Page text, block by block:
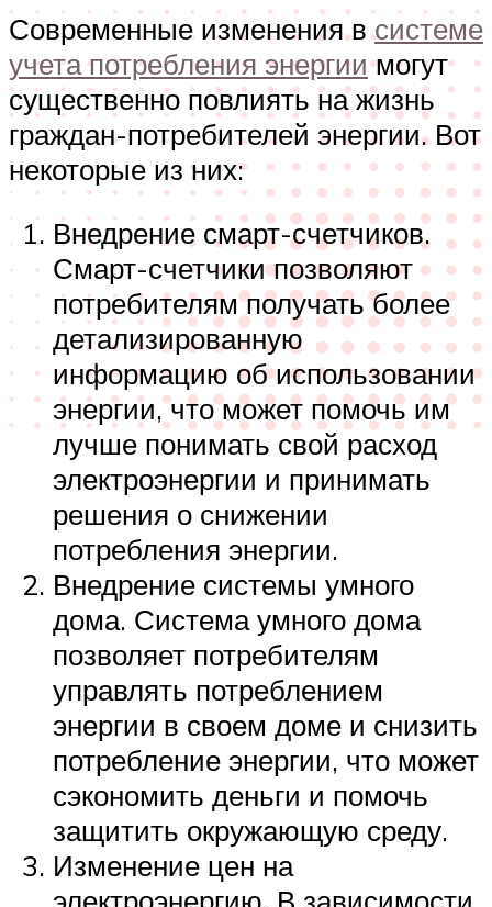
Современные изменения всистеме
учета потребления энергиимогут
существенно повлиять на жизнь
граждан-потребителей энергии. Вот
некоторые из них:
Внедрение смарт-счетчиков.
Смарт-счетчики позволяют
потребителям получать более
детализированную
информацию об использовании
энергии, что может помочь им
лучше понимать свой расход
электроэнергии и принимать
решения о снижении
потребления энергии.
Внедрение системы умного
дома. Система умного дома
позволяет потребителям
управлять потреблением
энергии в своем доме и снизить
потребление энергии, что может
сэкономить деньги и помочь
защитить окружающую среду.
Изменение цен на